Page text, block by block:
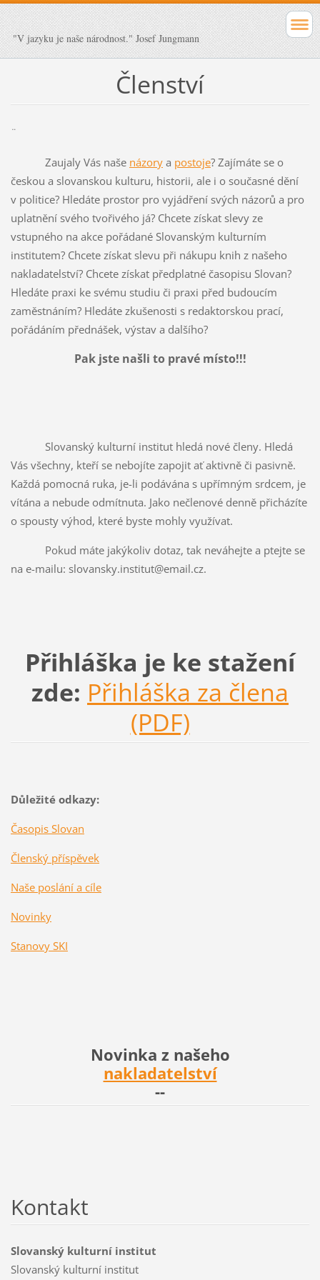
"V jazyku je naše národnost." Josef Jungmann
Členství
¨
Zaujaly Vás naše názorya postoje? Zajímáte se o
českou a slovanskou kulturu, historii, ale i o současné dění
v politice? Hledáte prostor pro vyjádření svých názorů a pro
uplatnění svého tvořivého já? Chcete získat slevy ze
vstupného na akce pořádané Slovanským kulturním
institutem? Chcete získat slevu při nákupu knih z našeho
nakladatelství? Chcete získat předplatné časopisu Slovan?
Hledáte praxi ke svému studiu či praxi před budoucím
zaměstnáním? Hledáte zkušenosti s redaktorskou prací,
pořádáním přednášek, výstav a dalšího?
Pak jste našli to pravé místo!!!
Slovanský kulturní institut hledá nové členy. Hledá
Vás všechny, kteří se nebojíte zapojit ať aktivně či pasivně.
Každá pomocná ruka, je-li podávána s upřímným srdcem, je
vítána a nebude odmítnuta. Jako nečlenové denně přicházíte
o spousty výhod, které byste mohly využívat.
Pokud máte jakýkoliv dotaz, tak neváhejte a ptejte se
na e-mailu: slovansky.institut@email.cz.
Přihláška je ke stažení
zde: Přihláška za člena
(PDF)
Důležité odkazy:
Časopis Slovan
Členský příspěvek
Naše poslání a cíle
Novinky
Stanovy SKI
Novinka z našeho
nakladatelství
--
Kontakt
Slovanský kulturní institut
Slovanský kulturní institut